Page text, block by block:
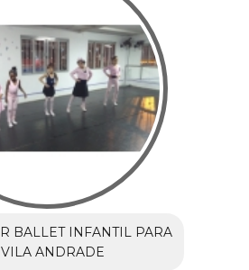
BALLET INFANTIL PARA
ANDRADE